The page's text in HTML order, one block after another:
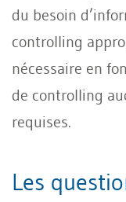
du besoin
controlling
nécessaire en
de controlling
requises.
Les